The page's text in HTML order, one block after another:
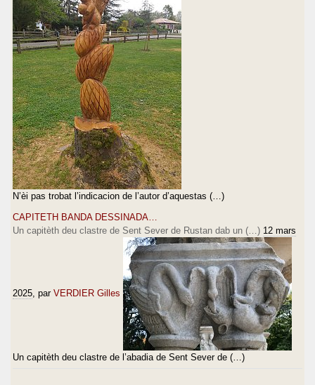
N’èi pas trobat l’indicacion de l’autor d’aquestas (…)
CAPITETH BANDA DESSINADA…
Un capitèth deu clastre de Sent Sever de Rustan dab un (…) 12 mars
2025 , par VERDIER Gilles
Un capitèth deu clastre de l’abadia de Sent Sever de (…)